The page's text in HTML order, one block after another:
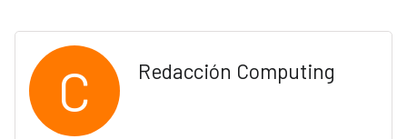
C Redacción Computing